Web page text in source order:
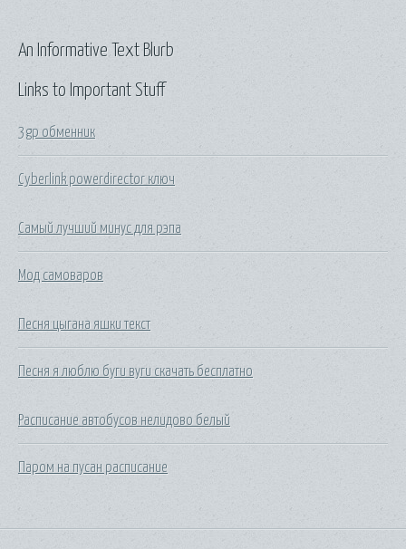
Links to Important Stuff
3gp обменник
Cyberlink powerdirector ключ
Самый лучший минус для рэпа
Мод самоваров
Песня цыгана яшки текст
Песня я люблю буги вуги скачать бесплатно
Расписание автобусов нелидово белый
Паром на пусан расписание
An Informative Text Blurb